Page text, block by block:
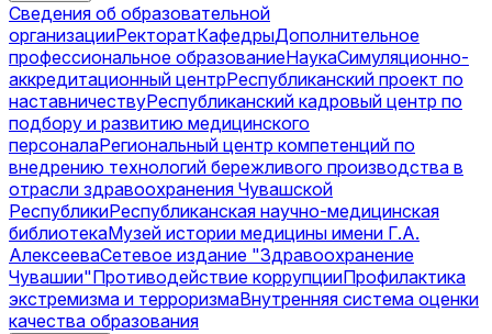
Сведения об образовательной
организацииРекторатКафедрыДополнительное
профессиональное образованиеНаукаСимуляционно-
аккредитационный центрРеспубликанский проект по
наставничествуРеспубликанский кадровый центр по
подбору и развитию медицинского
персоналаРегиональный центр компетенций по
внедрению технологий бережливого производства в
отрасли здравоохранения Чувашской
РеспубликиРеспубликанская научно-медицинская
библиотекаМузей истории медицины имени Г.А.
АлексееваСетевое издание "Здравоохранение
Чувашии"Противодействие коррупцииПрофилактика
экстремизма и терроризмаВнутренняя система оценки
качества образования